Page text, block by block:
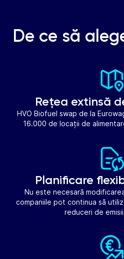
De ce să
Rețea extinsă
HVO Biofuel swap de la
16.000 de locații de
Planificare
Nu este necesară
companiile pot continua să
reduceri de